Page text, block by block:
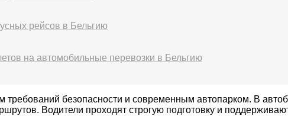
рейсов в Бельгию
на автомобильные перевозки в Бельгию
безопасности и современным автопарком. В
Водители проходят строгую подготовку и